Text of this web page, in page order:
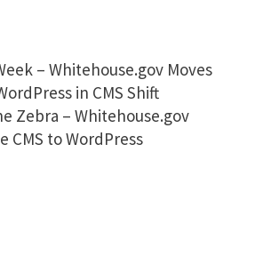
– Whitehouse.gov Moves
in CMS Shift
Zebra – Whitehouse.gov
CMS to WordPress